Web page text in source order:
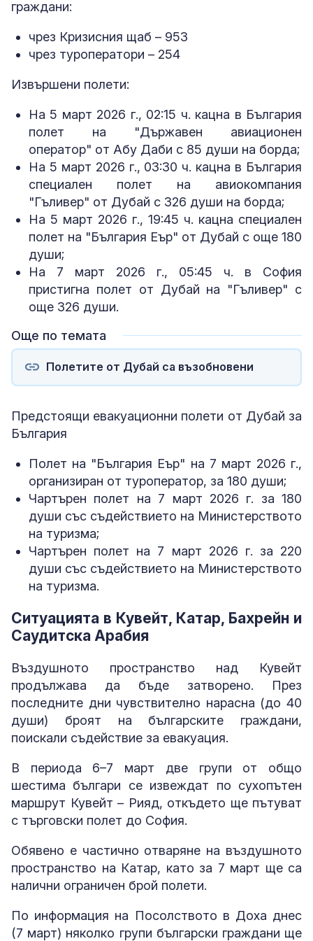
граждани:
чрез Кризисния щаб – 953
чрез туроператори – 254
Извършени полети:
На 5 март 2026 г., 02:15 ч. кацна в България
полет на "Държавен авиационен
оператор" от Абу Даби с 85 души на борда;
На 5 март 2026 г., 03:30 ч. кацна в България
специален полет на авиокомпания
"Гъливер" от Дубай с 326 души на борда;
На 5 март 2026 г., 19:45 ч. кацна специален
полет на "България Еър" от Дубай с още 180
души;
На 7 март 2026 г., 05:45 ч. в София
пристигна полет от Дубай на "Гъливер" с
още 326 души.
Още по темата
Полетите от Дубай са възобновени
Предстоящи евакуационни полети от Дубай за
България
Полет на "България Еър" на 7 март 2026 г.,
организиран от туроператор, за 180 души;
Чартърен полет на 7 март 2026 г. за 180
души със съдействието на Министерството
на туризма;
Чартърен полет на 7 март 2026 г. за 220
души със съдействието на Министерството
на туризма.
Ситуацията в Кувейт, Катар, Бахрейн и
Саудитска Арабия
Въздушното пространство над Кувейт
продължава да бъде затворено. През
последните дни чувствително нарасна (до 40
души) броят на българските граждани,
поискали съдействие за евакуация.
В периода 6–7 март две групи от общо
шестима българи се извеждат по сухопътен
маршрут Кувейт – Рияд, откъдето ще пътуват
с търговски полет до София.
Обявено е частично отваряне на въздушното
пространство на Катар, като за 7 март ще са
налични ограничен брой полети.
По информация на Посолството в Доха днес
(7 март) няколко групи български граждани ще